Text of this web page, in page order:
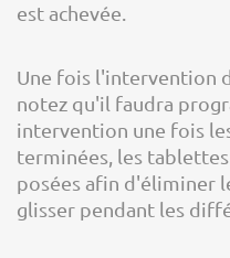
est achevée.
Une fois l'intervention
notez qu'il faudra
intervention une fois
terminées, les
posées afin d'éliminer
glisser pendant les